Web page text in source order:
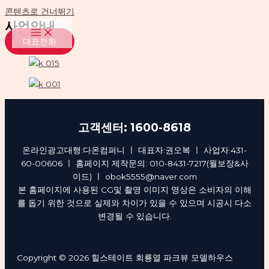
콘텐츠로 건너뛰기
사업안내
대표전화
고객센터: 1600-8618
온라인광고대행:다온컴퍼니 ㅣ 대표자:권오복 ㅣ 사업자:431-
60-00606 ㅣ 홈페이지 제작문의: 010-8431-7217(월보장&사
이드) ㅣ obok5555@naver.com
본 홈페이지에 사용된 CG및 촬영 이미지 영상은 소비자의 이해
를 돕기 위한 것으로 실제와 차이가 있을 수 있으며 시공시 다소
변경될 수 있습니다.
Copyright © 2026 힐스테이트 회룡열 파크뷰 모델하우스